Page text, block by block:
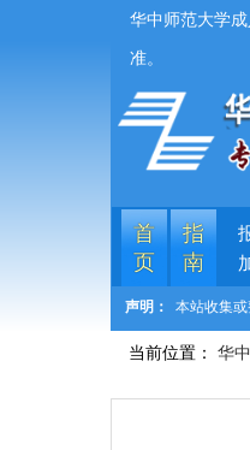
华中师范大学
准。
首
页
指
南
声明： 本站收集
当前位置： 华